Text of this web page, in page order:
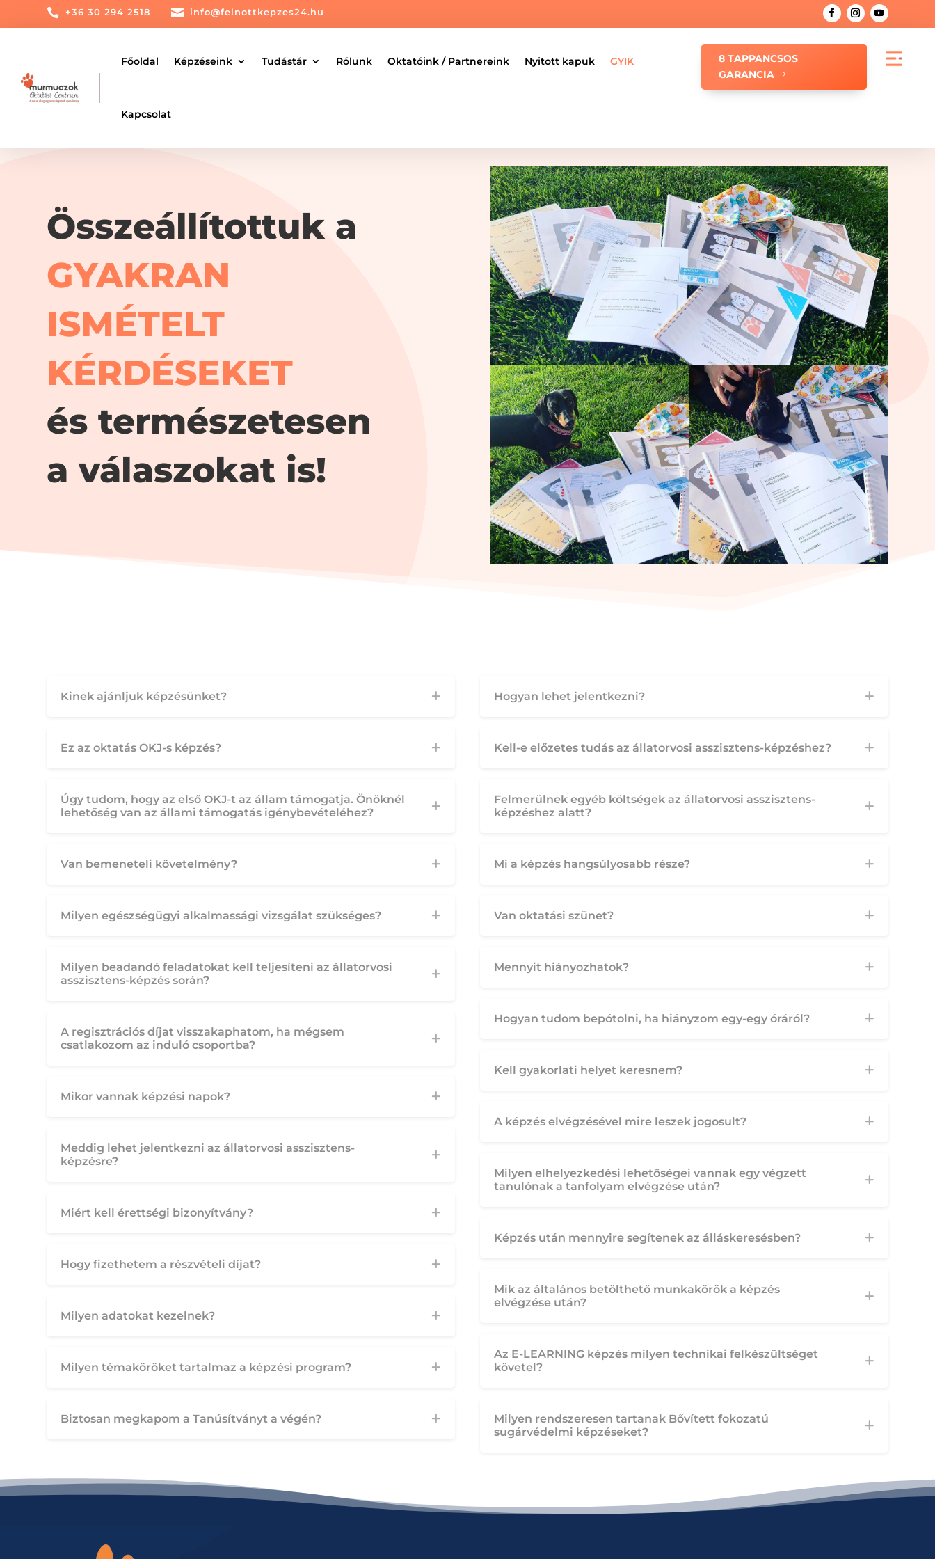
 +36 30 294 2518  info@felnottkepzes24.hu
Főoldal Képzéseink Tudástár Rólunk Oktatóink / Partnereink Nyitott kapuk GYIK
Kapcsolat
8 TAPPANCSOS
GARANCIA
Összeállítottuk a
GYAKRAN
ISMÉTELT
KÉRDÉSEKET
és természetesen
a válaszokat is!
Kinek ajánljuk képzésünket?
Ez az oktatás OKJ-s képzés?
Úgy tudom, hogy az első OKJ-t az állam támogatja. Önöknél
lehetőség van az állami támogatás igénybevételéhez?
Van bemeneteli követelmény?
Milyen egészségügyi alkalmassági vizsgálat szükséges?
Milyen beadandó feladatokat kell teljesíteni az állatorvosi
asszisztens-képzés során?
A regisztrációs díjat visszakaphatom, ha mégsem
csatlakozom az induló csoportba?
Mikor vannak képzési napok?
Meddig lehet jelentkezni az állatorvosi asszisztens-
képzésre?
Miért kell érettségi bizonyítvány?
Hogy fizethetem a részvételi díjat?
Milyen adatokat kezelnek?
Milyen témaköröket tartalmaz a képzési program?
Biztosan megkapom a Tanúsítványt a végén?
Hogyan lehet jelentkezni?
Kell-e előzetes tudás az állatorvosi asszisztens-képzéshez?
Felmerülnek egyéb költségek az állatorvosi asszisztens-
képzéshez alatt?
Mi a képzés hangsúlyosabb része?
Van oktatási szünet?
Mennyit hiányozhatok?
Hogyan tudom bepótolni, ha hiányzom egy-egy óráról?
Kell gyakorlati helyet keresnem?
A képzés elvégzésével mire leszek jogosult?
Milyen elhelyezkedési lehetőségei vannak egy végzett
tanulónak a tanfolyam elvégzése után?
Képzés után mennyire segítenek az álláskeresésben?
Mik az általános betölthető munkakörök a képzés
elvégzése után?
Az E-LEARNING képzés milyen technikai felkészültséget
követel?
Milyen rendszeresen tartanak Bővített fokozatú
sugárvédelmi képzéseket?